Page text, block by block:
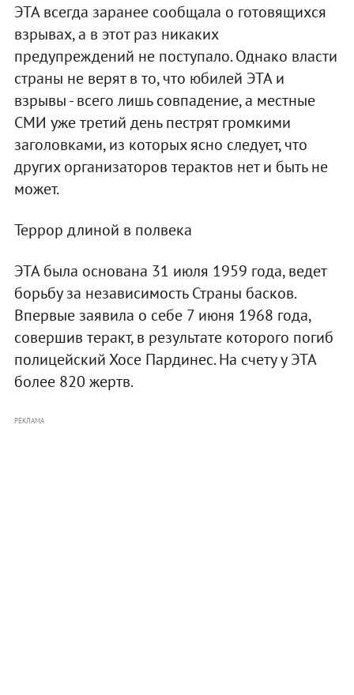
ЭТА всегда заранее сообщала о готовящихся
взрывах, а в этот раз никаких
предупреждений не поступало. Однако власти
страны не верят в то, что юбилей ЭТА и
взрывы - всего лишь совпадение, а местные
СМИ уже третий день пестрят громкими
заголовками, из которых ясно следует, что
других организаторов терактов нет и быть не
может.
Террор длиной в полвека
ЭТА была основана 31 июля 1959 года, ведет
борьбу за независимость Страны басков.
Впервые заявила о себе 7 июня 1968 года,
совершив теракт, в результате которого погиб
полицейский Хосе Пардинес. На счету у ЭТА
более 820 жертв.
РЕКЛАМА